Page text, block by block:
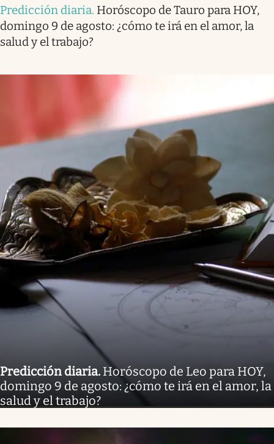
Predicción diaria. Horóscopo de Tauro para HOY,
domingo 9 de agosto: ¿cómo te irá en el amor, la
salud y el trabajo?
Predicción diaria. Horóscopo de Leo para HOY,
domingo 9 de agosto: ¿cómo te irá en el amor, la
salud y el trabajo?